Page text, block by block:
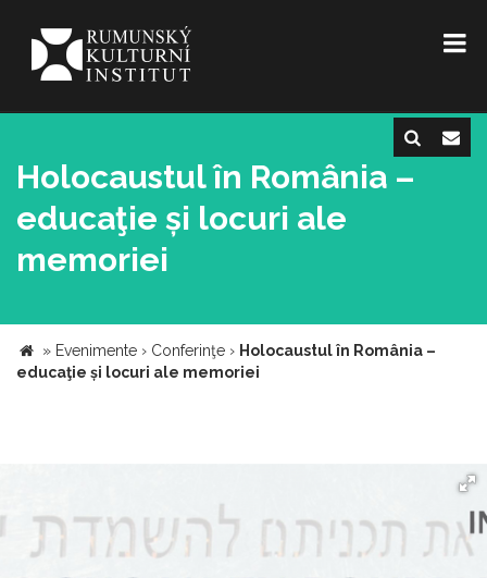
Holocaustul în România –
educaţie și locuri ale
memoriei
» Evenimente › Conferinţe › Holocaustul în România –
educaţie și locuri ale memoriei